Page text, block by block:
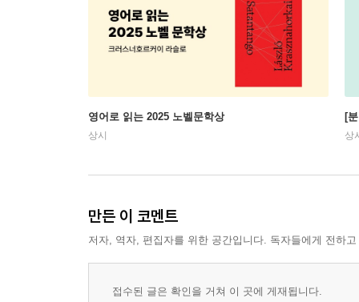
영어로 읽는 2025 노벨문학상
상시
[
상
만든 이 코멘트
저자, 역자, 편집자를 위한 공간입니다. 독자들에게 전하
접수된 글은 확인을 거쳐 이 곳에 게재됩니다.